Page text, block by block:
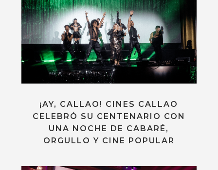
¡AY, CALLAO! CINES CALLAO
CELEBRÓ SU CENTENARIO CON
UNA NOCHE DE CABARÉ,
ORGULLO Y CINE POPULAR